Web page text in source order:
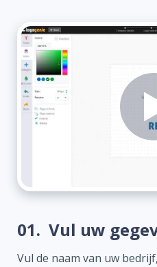
01. Vul uw
Vul de naam van uw